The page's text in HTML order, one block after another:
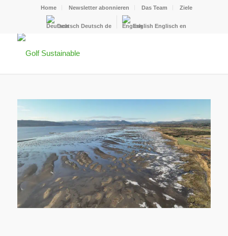
Home Newsletter abonnieren Das Team Ziele
Deutsch Deutsch de English Englisch en